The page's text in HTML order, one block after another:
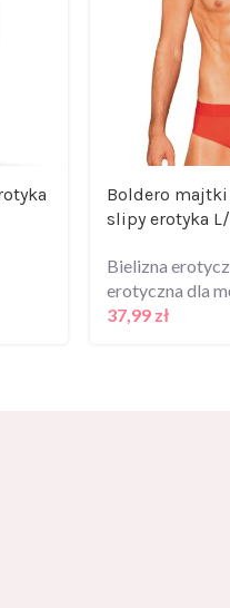
Boldero
slipy erotyka L/
Bielizna
erotyczna dla
37,99 zł